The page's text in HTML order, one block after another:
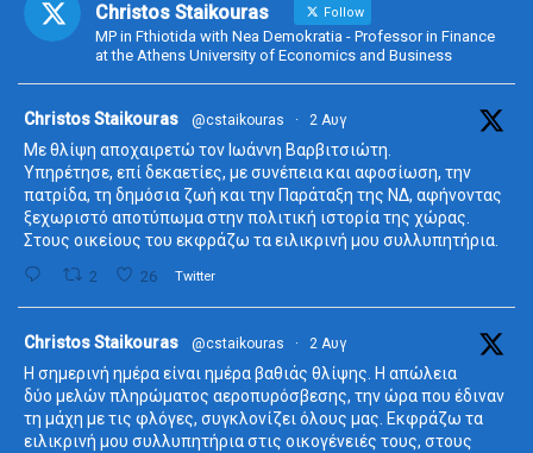
Christos Staikouras Follow
MP in Fthiotida with Nea Demokratia - Professor in Finance
at the Athens University of Economics and Business
Christos Staikouras @cstaikouras · 2 Αυγ
Με θλίψη αποχαιρετώ τον Ιωάννη Βαρβιτσιώτη.
Υπηρέτησε, επί δεκαετίες, με συνέπεια και αφοσίωση, την
πατρίδα, τη δημόσια ζωή και την Παράταξη της ΝΔ, αφήνοντας
ξεχωριστό αποτύπωμα στην πολιτική ιστορία της χώρας.
Στους οικείους του εκφράζω τα ειλικρινή μου συλλυπητήρια.
2 26 Twitter
Christos Staikouras @cstaikouras · 2 Αυγ
Η σημερινή ημέρα είναι ημέρα βαθιάς θλίψης. Η απώλεια
δύο μελών πληρώματος αεροπυρόσβεσης, την ώρα που έδιναν
τη μάχη με τις φλόγες, συγκλονίζει όλους μας. Εκφράζω τα
ειλικρινή μου συλλυπητήρια στις οικογένειές τους, στους